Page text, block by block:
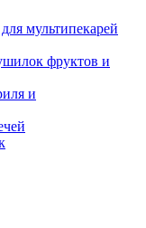
мультипекарей
фруктов и
и